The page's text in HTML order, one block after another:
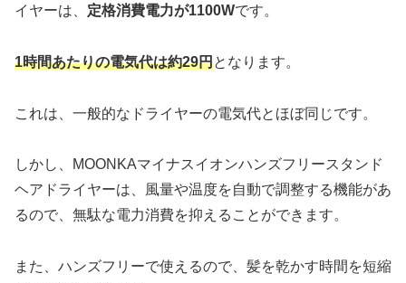
イヤーは、 定格消費電力が1100Wです。
1時間あたりの電気代は約29円となります。
これは、一般的なドライヤーの電気代とほぼ同じです。
しかし、MOONKAマイナスイオンハンズフリースタンド
ヘアドライヤーは、風量や温度を自動で調整する機能があ
るので、無駄な電力消費を抑えることができます。
また、ハンズフリーで使えるので、髪を乾かす時間を短縮